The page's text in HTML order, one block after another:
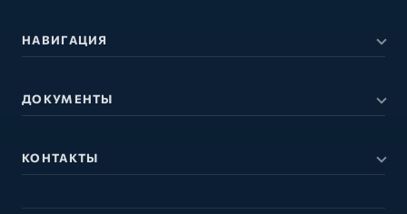
НАВИГАЦИЯ
ДОКУМЕНТЫ
КОНТАКТЫ